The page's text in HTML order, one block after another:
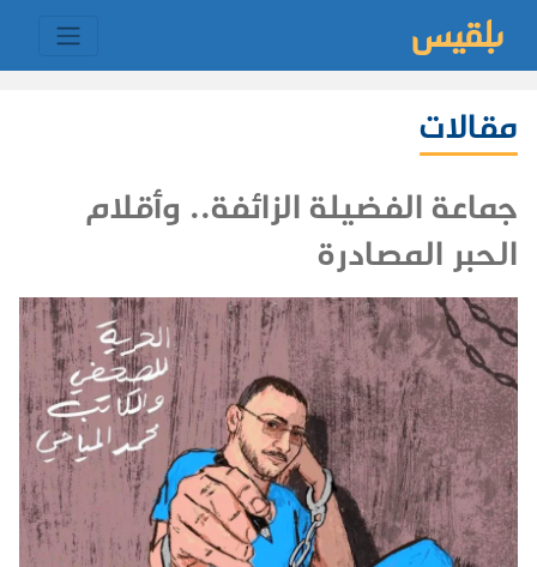
مقالات
جماعة الفضيلة الزائفة.. وأقلام
الحبر المصادرة